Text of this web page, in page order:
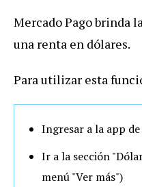
Mercado Pago brinda
una renta en dólares.
Para utilizar esta
Ingresar a la app
Ir a la sección
menú "Ver más")